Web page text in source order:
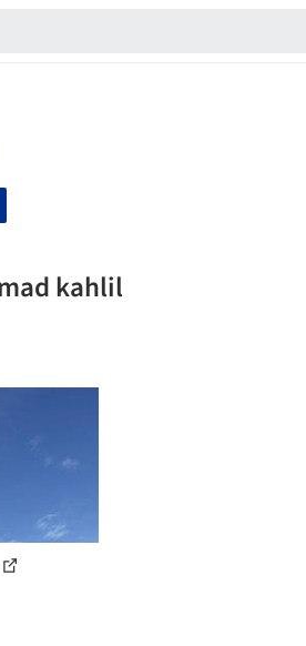
kahlil